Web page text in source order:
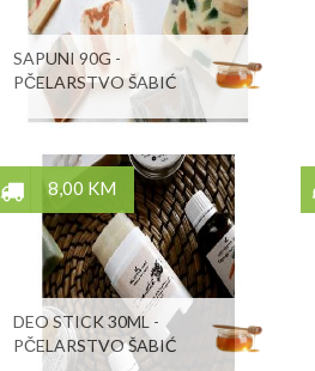
SAPUNI 90G -
PČELARSTVO ŠABIĆ
8,00 KM
DEO STICK 30ML -
PČELARSTVO ŠABIĆ